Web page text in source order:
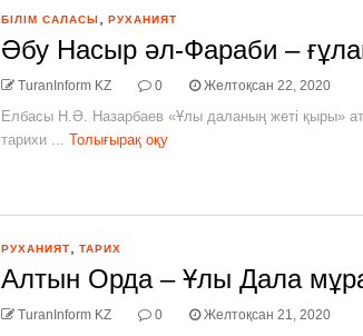
БІЛІМ САЛАСЫ РУХАНИЯТ
Әбу Насыр әл-Фараби –
TuranInform KZ 0 Желтоқсан 22, 2020
Елбасы Н.Ә. Назарбаев «Ұлы даланың жеті қыры»
тарихи ... Толығырақ оқу
РУХАНИЯТ ТАРИХ
Алтын Орда – Ұлы Дала
TuranInform KZ 0 Желтоқсан 21, 2020